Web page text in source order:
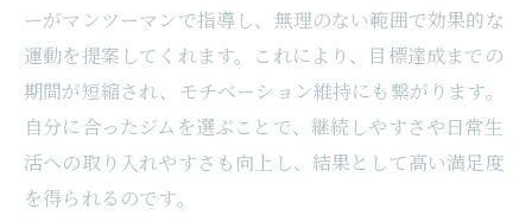
ーがマンツーマンで指導し、無理のない範囲で効果的な
運動を提案してくれます。これにより、目標達成までの
期間が短縮され、モチベーション維持にも繋がります。
自分に合ったジムを選ぶことで、継続しやすさや日常生
活への取り入れやすさも向上し、結果として高い満足度
を得られるのです。